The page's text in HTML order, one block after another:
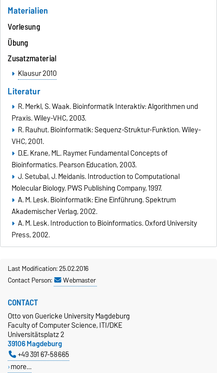
Materialien
Vorlesung
Übung
Zusatzmaterial
Klausur 2010
Literatur
R. Merkl, S. Waak. Bioinformatik Interaktiv: Algorithmen und
Praxis. Wiley-VHC, 2003.
R. Rauhut. Bioinformatik: Sequenz-Struktur-Funktion. Wiley-
VHC, 2001.
D.E. Krane, ML. Raymer. Fundamental Concepts of
Bioinformatics. Pearson Education, 2003.
J. Setubal, J. Meidanis. Introduction to Computational
Molecular Biology. PWS Publishing Company, 1997.
A. M. Lesk. Bioinformatik: Eine Einführung. Spektrum
Akademischer Verlag, 2002.
A. M. Lesk. Introduction to Bioinformatics. Oxford University
Press, 2002.
Last Modification: 25.02.2016
Contact Person:
Webmaster
CONTACT
Otto von Guericke University Magdeburg
Faculty of Computer Science, ITI/DKE
Universitätsplatz 2
39106 Magdeburg
+49 391 67-58665
more…